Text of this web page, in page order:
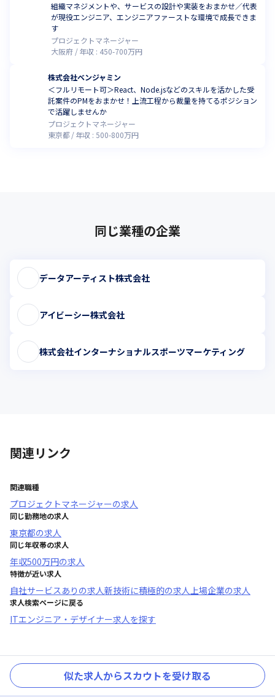
組織マネジメントや、サービスの設計や実装をおまかせ／代表
が現役エンジニア、エンジニアファーストな環境で成長できま
す
プロジェクトマネージャー
大阪府
年収 : 450-700万円
株式会社ベンジャミン
＜フルリモート可＞React、Node.jsなどのスキルを活かした受
託案件のPMをおまかせ！上流工程から裁量を持てるポジション
で活躍しませんか
プロジェクトマネージャー
東京都
年収 :500-800万円
同じ業種の企業
データアーティスト株式会社
アイビーシー株式会社
株式会社インターナショナルスポーツマーケティング
関連リンク
関連職種
プロジェクトマネージャーの求人
同じ勤務地の求人
東京都の求人
同じ年収帯の求人
年収500万円の求人
特徴が近い求人
自社サービスあり の求人新技術に積極的の求人上場企業の求人
求人検索ページに戻る
ITエンジニア・デザイナー求人を探す
似た求人からスカウトを受け取る